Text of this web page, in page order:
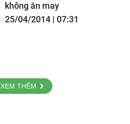
không ăn may
25/04/2014 | 07:31
XEM THÊM